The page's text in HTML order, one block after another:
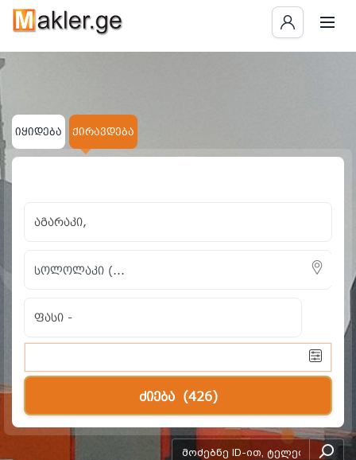
იყიდება ქირავდება
აგარაკი,
ფასი -
ძიება (426)
add-form